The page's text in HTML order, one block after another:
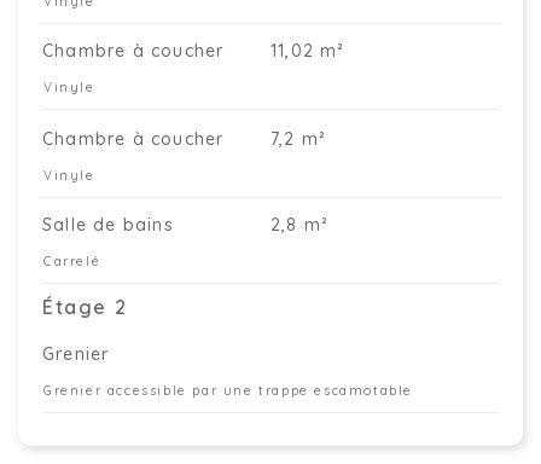
Chambre à coucher 11,02 m²
Vinyle
Chambre à coucher 7,2 m²
Vinyle
Salle de bains 2,8 m²
Carrelé
Étage 2
Grenier
Grenier accessible par une trappe escamotable